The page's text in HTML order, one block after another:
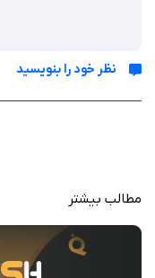
retouch صورت و بدن: صاف کردن پوست، حذف جوش و reshape
فیلترهای AI مثل anime avatar و cartoon templates
collage maker برای ترکیب عکس‌ها با قالب‌های خلاقانه
نظر خود را بنویسید
مطالب بیشتر